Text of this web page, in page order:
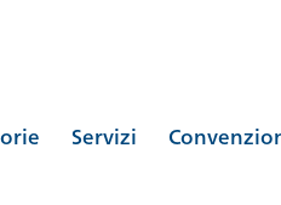
Servizi